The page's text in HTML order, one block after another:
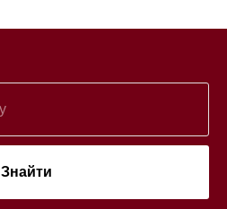
Знайти